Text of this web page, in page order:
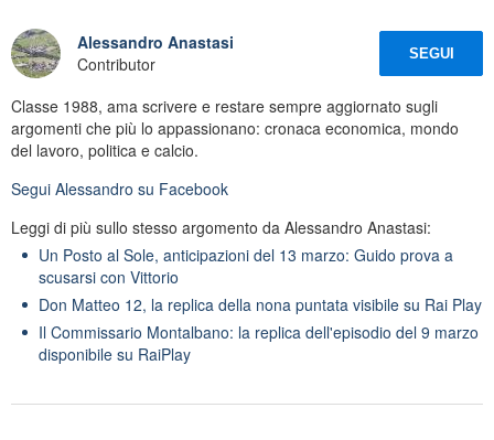
Alessandro Anastasi
Contributor
SEGUI
Classe 1988, ama scrivere e restare sempre aggiornato sugli
argomenti che più lo appassionano: cronaca economica, mondo
del lavoro, politica e calcio.
Segui Alessandro su Facebook
Leggi di più sullo stesso argomento da Alessandro Anastasi:
Un Posto al Sole, anticipazioni del 13 marzo: Guido prova a
scusarsi con Vittorio
Don Matteo 12, la replica della nona puntata visibile su Rai Play
Il Commissario Montalbano: la replica dell'episodio del 9 marzo
disponibile su RaiPlay